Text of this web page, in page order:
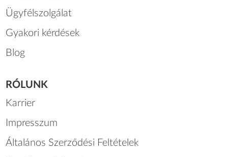
Ügyfélszolgálat
Gyakori kérdések
Blog
RÓLUNK
Karrier
Impresszum
Általános Szerződési Feltételek